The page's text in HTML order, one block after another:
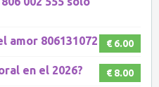
€ 6.00
amor 806131072
€ 8.00
en el 2026?